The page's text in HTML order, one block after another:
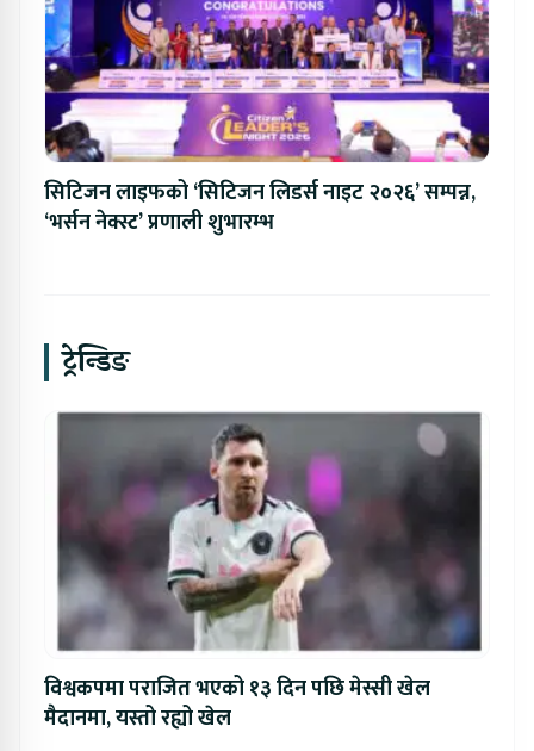
सिटिजन लाइफको ‘सिटिजन लिडर्स नाइट २०२६’ सम्पन्न,
‘भर्सन नेक्स्ट’ प्रणाली शुभारम्भ
ट्रेन्डिङ
विश्वकपमा पराजित भएको १३ दिन पछि मेस्सी खेल
मैदानमा, यस्तो रह्यो खेल